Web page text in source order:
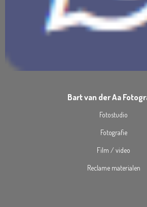
Bart van der Aa
Fotostudio
Fotografie
Film / video
Reclame materialen